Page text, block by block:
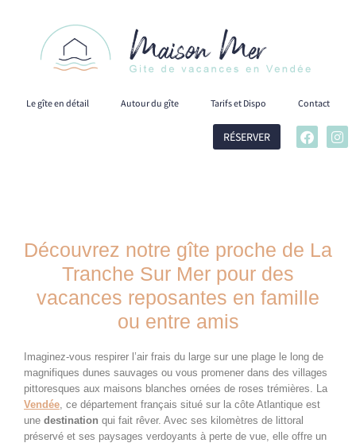
Le gîte en détail Autour du gîte Tarifs et Dispo Contact
RÉSERVER
Découvrez notre gîte proche de La
Tranche Sur Mer pour des
vacances reposantes en famille
ou entre amis
Imaginez-vous respirer l’air frais du large sur une plage le long de
magnifiques dunes sauvages ou vous promener dans des villages
pittoresques aux maisons blanches ornées de roses trémières. La
Vendée , ce département français situé sur la côte Atlantique est
une destination qui fait rêver. Avec ses kilomètres de littoral
préservé et ses paysages verdoyants à perte de vue, elle offre un